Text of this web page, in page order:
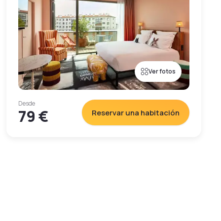
Ver fotos
Desde
79 € Reservar una habitación